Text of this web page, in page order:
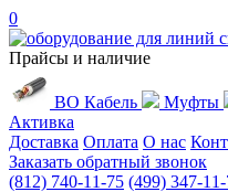
0
Прайсы и наличие
ВО Кабель Муфты
Активка
Доставка Оплата О нас
Заказать обратный звонок
(812) 740-11-75 (499) 347-